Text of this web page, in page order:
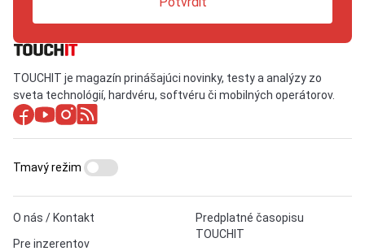
TOUCHIT je magazín prinášajúci novinky, testy a analýzy zo
sveta technológií, hardvéru, softvéru či mobilných operátorov.
O nás / Kontakt
Pre inzerentov
Predplatné časopisu
TOUCHIT
Tmavý režim